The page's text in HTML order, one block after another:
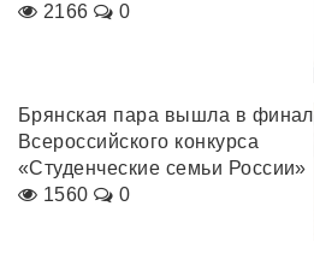
2166
0
Брянская пара вышла в финал
Всероссийского конкурса
«Студенческие семьи России»
1560
0